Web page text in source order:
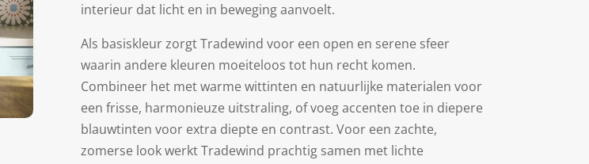
interieur dat licht en in beweging aanvoelt.
Als basiskleur zorgt Tradewind voor een open en serene sfeer
waarin andere kleuren moeiteloos tot hun recht komen.
Combineer het met warme wittinten en natuurlijke materialen voor
een frisse, harmonieuze uitstraling, of voeg accenten toe in diepere
blauwtinten voor extra diepte en contrast. Voor een zachte,
zomerse look werkt Tradewind prachtig samen met lichte